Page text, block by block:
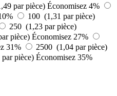
par pièce) Économisez 4%
100 (1,31 par pièce)
250 (1,23 par pièce)
pièce) Économisez 27%
31%
2500 (1,04 par pièce)
pièce) Économisez 35%